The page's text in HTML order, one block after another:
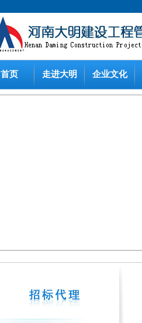
首页 走进大明 企业文化